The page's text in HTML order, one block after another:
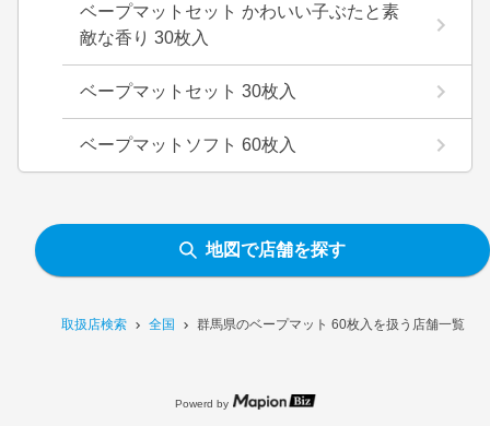
取扱店検索 全国 群馬県のベープマット 60枚入を扱う店舗一覧
ベープマットセット かわいい子ぶたと素
敵な香り 30枚入
ベープマットセット 30枚入
ベープマットソフト 60枚入
地図で店舗を探す
Powerd by